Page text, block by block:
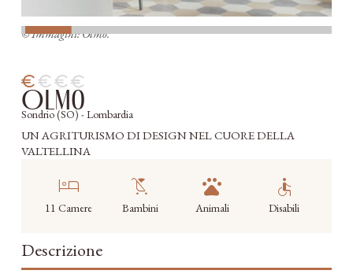
© Immagini: Olmo.
Olmo
Sondrio (SO) - Lombardia
UN AGRITURISMO DI DESIGN NEL CUORE DELLA
VALTELLINA
hotel
11 Camere
child_friendly
Bambini
pets
Animali
accessible
Disabili
Descrizione